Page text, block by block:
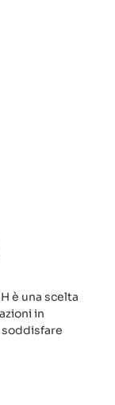
è una scelta
in